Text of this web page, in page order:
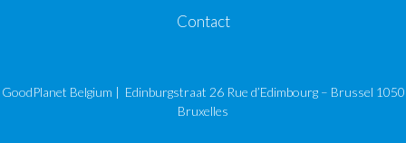
Contact
GoodPlanet Belgium | Edinburgstraat 26 Rue d’Edimbourg – Brussel 1050
Bruxelles